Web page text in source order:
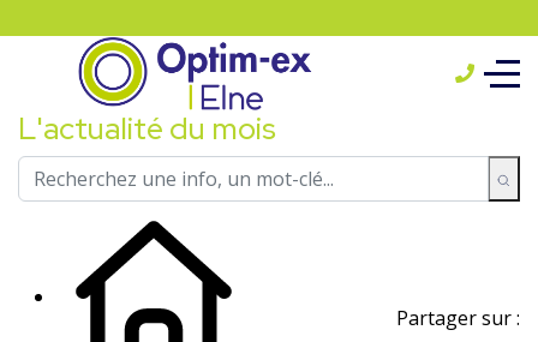
L'actualité du mois
Partager sur :